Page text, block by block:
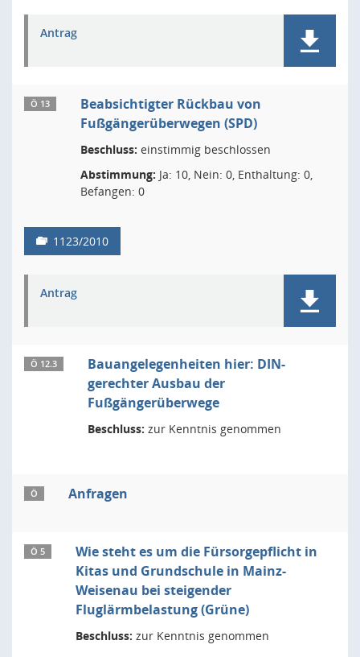
Antrag
Ö 13
Beabsichtigter Rückbau von
Fußgängerüberwegen (SPD)
Beschluss: einstimmig beschlossen
Abstimmung: Ja: 10, Nein: 0, Enthaltung: 0,
Befangen: 0
1123/2010
Antrag
Ö 12.3
Bauangelegenheiten hier: DIN-
gerechter Ausbau der
Fußgängerüberwege
Beschluss: zur Kenntnis genommen
Ö Anfragen
Ö 5
Wie steht es um die Fürsorgepflicht in
Kitas und Grundschule in Mainz-
Weisenau bei steigender
Fluglärmbelastung (Grüne)
Beschluss: zur Kenntnis genommen